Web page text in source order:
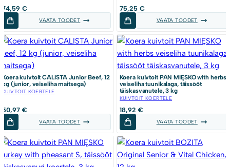
74,59 €
VAATA TOODET
75,25 €
VAATA TOODET
Koera kuivtoit CALISTA Junior Beef, 12
kg (junior, veiseliha maitsega)
KUIVTOIT KOERTELE
50,97 €
VAATA TOODET
Koera kuivtoit PAN MIĘSKO with herbs
veiseliha tuunikalaga, täissööt
täiskasvanutele, 3 kg
KUIVTOIT KOERTELE
18,92 €
VAATA TOODET